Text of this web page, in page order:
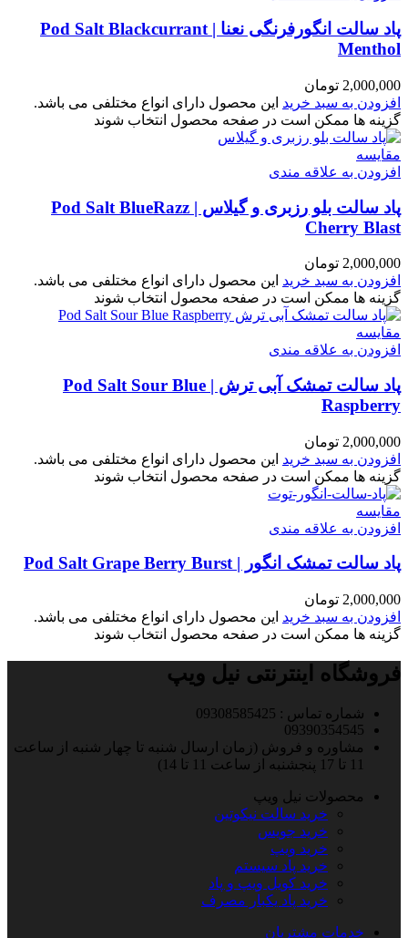
پاد سالت انگورفرنگی نعنا | Pod Salt Blackcurrant
Menthol
2,000,000 تومان
افزودن به سبد خرید این محصول دارای انواع مختلفی می باشد.
گزینه ها ممکن است در صفحه محصول انتخاب شوند
مقایسه
افزودن به علاقه مندی
پاد سالت بلو رزبری و گیلاس | Pod Salt BlueRazz
Cherry Blast
2,000,000 تومان
افزودن به سبد خرید این محصول دارای انواع مختلفی می باشد.
گزینه ها ممکن است در صفحه محصول انتخاب شوند
مقایسه
افزودن به علاقه مندی
پاد سالت تمشک آبی ترش | Pod Salt Sour Blue
Raspberry
2,000,000 تومان
افزودن به سبد خرید این محصول دارای انواع مختلفی می باشد.
گزینه ها ممکن است در صفحه محصول انتخاب شوند
مقایسه
افزودن به علاقه مندی
پاد سالت تمشک انگور | Pod Salt Grape Berry Burst
2,000,000 تومان
افزودن به سبد خرید این محصول دارای انواع مختلفی می باشد.
گزینه ها ممکن است در صفحه محصول انتخاب شوند
فروشگاه اینترنتی نیل ویپ
شماره تماس : 09308585425
09390354545
مشاوره و فروش (زمان ارسال شنبه تا چهار شنبه از ساعت
11 تا 17 پنجشنبه از ساعت 11 تا 14)
محصولات نیل ویپ
خرید سالت نیکوتین
خرید جویس
خرید ویپ
خرید پاد سیستم
خرید کویل ویپ و پاد
خرید پاد یکبار مصرف
خدمات مشتریان